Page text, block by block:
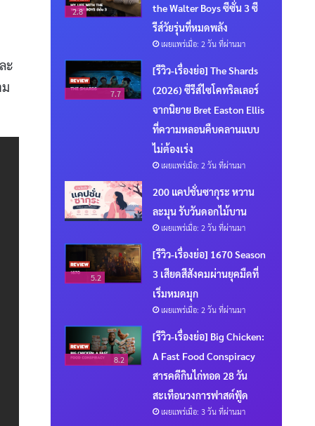
ะ
2.8
the Walter Boys ซีซั่น 3 ซี
รีส์วัยรุ่นที่หมดพลัง
เผยแพร่เมื่อ: 2 วัน ที่ผ่านมา
7.7
[รีวิว-เรื่องย่อ] The Shards
(2026) ซีรีส์ไซโคทริลเลอร์
จากนิยาย Bret Easton Ellis
ที่ความหลอนคืบคลานแบบ
ไม่ต้องเร่ง
เผยแพร่เมื่อ: 2 วัน ที่ผ่านมา
200 แคปชั่นซากุระ หวาน
ละมุน รับวันดอกไม้บาน
เผยแพร่เมื่อ: 2 วัน ที่ผ่านมา
5.2
[รีวิว-เรื่องย่อ] 1670 Season
3 เสียดสีสังคมผ่านยุคมืดที่
เริ่มหมดมุก
เผยแพร่เมื่อ: 2 วัน ที่ผ่านมา
8.2
[รีวิว-เรื่องย่อ] Big Chicken:
A Fast Food Conspiracy
สารคดีกินไก่ทอด 28 วัน
สะเทือนวงการฟาสต์ฟู้ด
เผยแพร่เมื่อ: 3 วัน ที่ผ่านมา